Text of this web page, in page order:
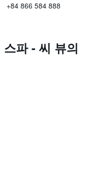
+84 866 584 888
파 - 씨 뷰의